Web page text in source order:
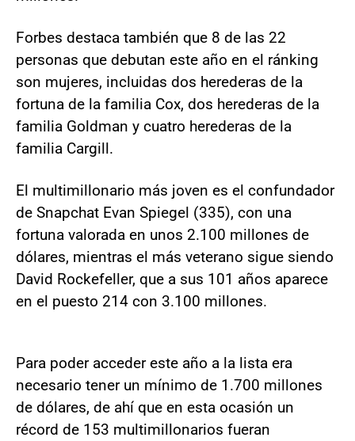
Forbes destaca también que 8 de las 22
personas que debutan este año en el ránking
son mujeres, incluidas dos herederas de la
fortuna de la familia Cox, dos herederas de la
familia Goldman y cuatro herederas de la
familia Cargill.
El multimillonario más joven es el confundador
de Snapchat Evan Spiegel (335), con una
fortuna valorada en unos 2.100 millones de
dólares, mientras el más veterano sigue siendo
David Rockefeller, que a sus 101 años aparece
en el puesto 214 con 3.100 millones.
Para poder acceder este año a la lista era
necesario tener un mínimo de 1.700 millones
de dólares, de ahí que en esta ocasión un
récord de 153 multimillonarios fueran